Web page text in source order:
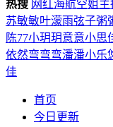
热搜 网红海航空姐 主
苏敏敏叶濛雨弦子粥
陈77小玥玥意意小思
依然弯弯弯潘潘小乐
佳
首页
今日更新